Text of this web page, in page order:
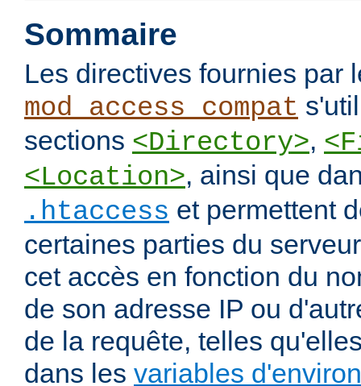
Sommaire
Les directives fournies par
mod_access_compat
sections <Directory>,
<Location>, ainsi que
.htaccess et permettent
certaines parties du
cet accès en fonction du
de son adresse IP ou
de la requête, telles
dans les variables